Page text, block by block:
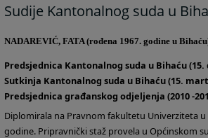
Sudije Kantonalnog suda u
NADAREVIĆ, FATA (rođena 1967. godine u
Predsjednica Kantonalnog suda u Bihaću (15.
Sutkinja Kantonalnog suda u Bihaću (15.
Predsjednica građanskog odjeljenja (2010 -
Diplomirala na Pravnom fakultetu Univerziteta u
godine. Pripravnički staž provela u Općinskom